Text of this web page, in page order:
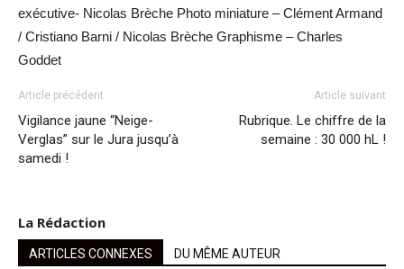
exécutive- Nicolas Brèche Photo miniature – Clément Armand
/ Cristiano Barni / Nicolas Brèche Graphisme – Charles
Goddet
Article précédent
Vigilance jaune “Neige-
Verglas” sur le Jura jusqu’à
samedi !
Article suivant
Rubrique. Le chiffre de la
semaine : 30 000 hL !
La Rédaction
ARTICLES CONNEXES DU MÊME AUTEUR